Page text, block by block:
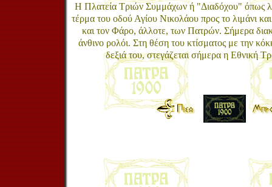
Η Πλατεία Τριών Συμμάχων ή "Διαδόχου" όπως
τέρμα του οδού Αγίου Νικολάου προς το λιμάνι
και τον Φάρο, άλλοτε, των Πατρών. Σήμερα
άνθινο ρολόι. Στη θέση του κτίσματος με την
δεξιά του, στεγάζεται σήμερα η Εθνική